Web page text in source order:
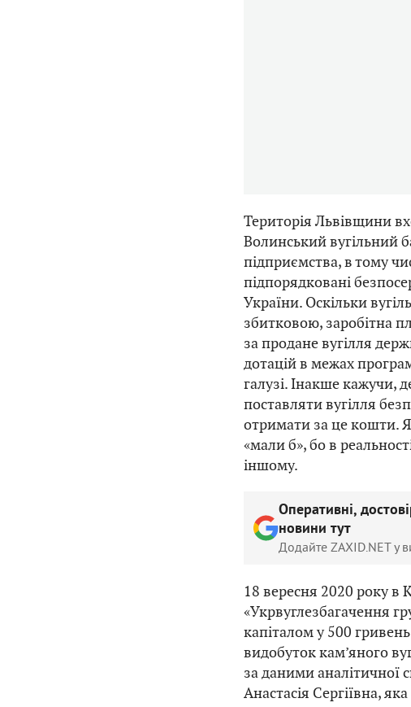
Територія Львівщини
Волинський вугільний
підприємства, в тому
підпорядковані
України. Оскільки
збитковою, заробітна
за продане вугілля
дотацій в межах
галузі. Інакше кажучи,
поставляти вугілля
отримати за це кошти.
«мали б», бо в
іншому.
Оперативні,
новини тут
Додайте ZAXID.NET у
18 вересня 2020 року в
«Укрвуглезбагачення
капіталом у 500
видобуток кам’яного
за даними
Анастасія Сергіївна,